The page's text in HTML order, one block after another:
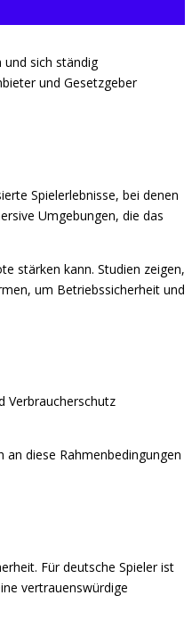
sich ständig
und Gesetzgeber
Spielerlebnisse, bei denen
Umgebungen, die das
stärken kann. Studien zeigen,
um Betriebssicherheit und
Verbraucherschutz
diese Rahmenbedingungen
Für deutsche Spieler ist
vertrauenswürdige